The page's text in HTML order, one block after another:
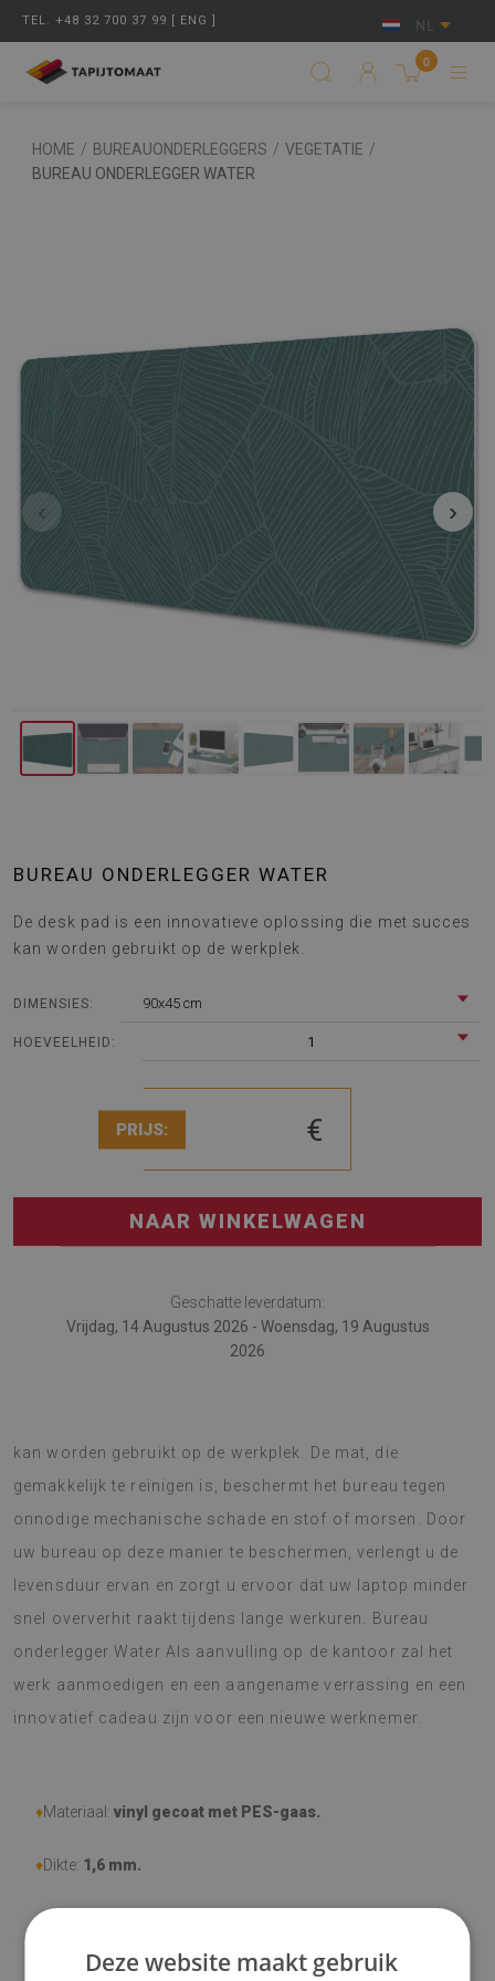
TEL. +48 32 700 37 99 [ ENG ] NL
0
HOME / BUREAUONDERLEGGERS / VEGETATIE /
BUREAU ONDERLEGGER WATER
‹ ›
BUREAU ONDERLEGGER WATER
De desk pad is een innovatieve oplossing die met succes
kan worden gebruikt op de werkplek.
DIMENSIES: 90x45 cm
HOEVEELHEID: 1
PRIJS: €
NAAR WINKELWAGEN
Geschatte leverdatum:
Vrijdag, 14 Augustus 2026 - Woensdag, 19 Augustus
2026
kan worden gebruikt op de werkplek. De mat, die
gemakkelijk te reinigen is, beschermt het bureau tegen
onnodige mechanische schade en stof of morsen. Door
uw bureau op deze manier te beschermen, verlengt u de
levensduur ervan en zorgt u ervoor dat uw laptop minder
snel oververhit raakt tijdens lange werkuren. Bureau
onderlegger Water Als aanvulling op de kantoor zal het
werk aanmoedigen en een aangename verrassing en een
innovatief cadeau zijn voor een nieuwe werknemer.
♦Materiaal: vinyl gecoat met PES-gaas.
♦Dikte: 1,6 mm.
♦
Deze website maakt gebruik